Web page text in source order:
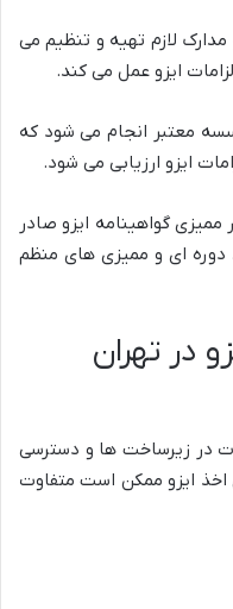
لازم تهیه و تنظیم می
ایزو عمل می کند.
معتبر انجام می شود که
ایزو ارزیابی می شود.
گواهینامه ایزو صادر
دوره ای و ممیزی های منظم
در تهران
در زیرساخت ها و دسترسی
اخذ ایزو ممکن است متفاوت